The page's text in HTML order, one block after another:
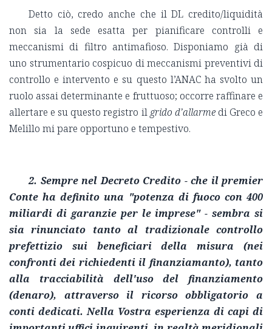
Detto ciò, credo anche che il DL credito/liquidità
non sia la sede esatta per pianificare controlli e
meccanismi di filtro antimafioso. Disponiamo già di
uno strumentario cospicuo di meccanismi preventivi di
controllo e intervento e su questo l’ANAC ha svolto un
ruolo assai determinante e fruttuoso; occorre raffinare e
allertare e su questo registro ilgrido d’allarme di Greco e
Melillo mi pare opportuno e tempestivo.
2. Sempre nel Decreto Credito - che il premier
Conte ha definito una "potenza di fuoco con 400
miliardi di garanzie per le imprese" - sembra si
sia rinunciato tanto al tradizionale controllo
prefettizio sui beneficiari della misura (nei
confronti dei richiedenti il finanziamanto), tanto
alla tracciabilità dell'uso del finanziamento
(denaro), attraverso il ricorso obbligatorio a
conti dedicati. Nella Vostra esperienza di capi di